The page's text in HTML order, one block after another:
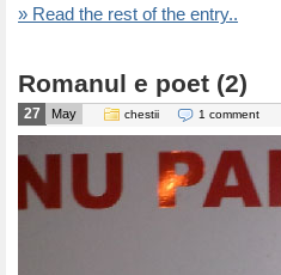
» Read the rest of the entry..
Romanul e poet (2)
27 May chestii 1 comment